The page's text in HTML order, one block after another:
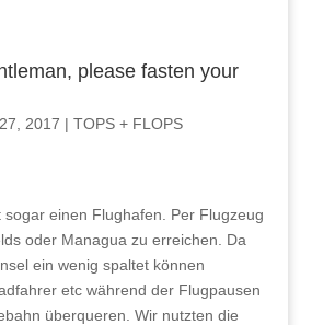
please fasten your
2017 | TOPS + FLOPS
sogar einen Flughafen. Per Flugzeug
oder Managua zu erreichen. Da
ein wenig spaltet können
etc während der Flugpausen
überqueren. Wir nutzten die